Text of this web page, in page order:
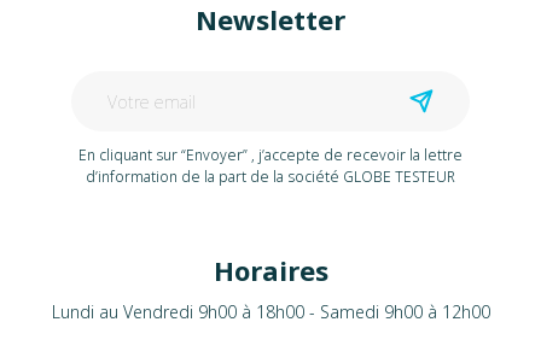
Newsletter
En cliquant sur “Envoyer” , j’accepte de recevoir la lettre
d’information de la part de la société GLOBE TESTEUR
Horaires
Lundi au Vendredi 9h00 à 18h00 - Samedi 9h00 à 12h00